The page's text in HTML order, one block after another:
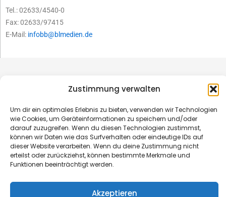
Zustimmung verwalten
Um dir ein optimales Erlebnis zu bieten, verwenden wir Technologien
wie Cookies, um Geräteinformationen zu speichern und/oder
darauf zuzugreifen. Wenn du diesen Technologien zustimmst,
können wir Daten wie das Surfverhalten oder eindeutige IDs auf
dieser Website verarbeiten. Wenn du deine Zustimmung nicht
erteilst oder zurückziehst, können bestimmte Merkmale und
Funktionen beeinträchtigt werden.
Akzeptieren
Tel.: 02633/4540-0
Fax: 02633/97415
E-Mail: infobb@blmedien.de
© B&L MedienGesellschaft mbH & Co. KG